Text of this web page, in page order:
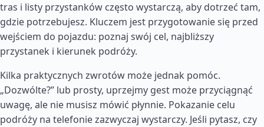
tras i listy przystanków często wystarczą, aby dotrzeć tam,
gdzie potrzebujesz. Kluczem jest przygotowanie się przed
wejściem do pojazdu: poznaj swój cel, najbliższy
przystanek i kierunek podróży.
Kilka praktycznych zwrotów może jednak pomóc.
„Dozwólte?” lub prosty, uprzejmy gest może przyciągnąć
uwagę, ale nie musisz mówić płynnie. Pokazanie celu
podróży na telefonie zazwyczaj wystarczy. Jeśli pytasz, czy